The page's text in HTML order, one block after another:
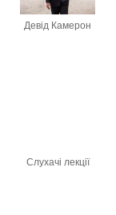
Девід Камерон
Слухачі лекції